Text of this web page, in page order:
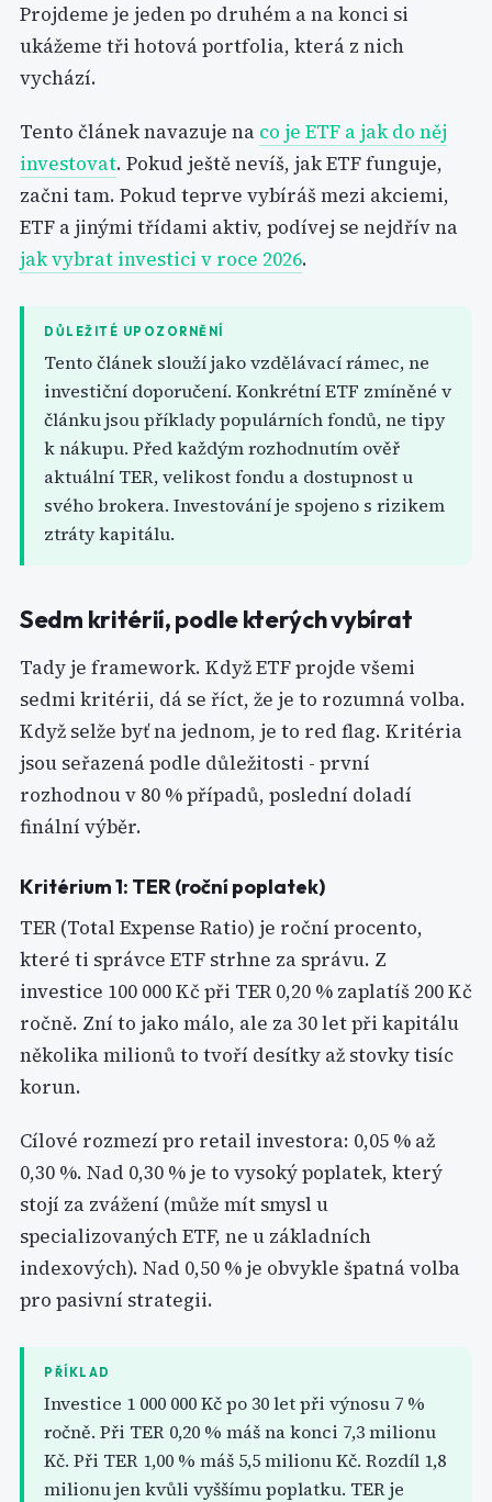
Projdeme je jeden po druhém a na konci si
ukážeme tři hotová portfolia, která z nich
vychází.
Tento článek navazuje na co je ETF a jak do něj
investovat. Pokud ještě nevíš, jak ETF funguje,
začni tam. Pokud teprve vybíráš mezi akciemi,
ETF a jinými třídami aktiv, podívej se nejdřív na
jak vybrat investici v roce 2026.
DŮLEŽITÉ UPOZORNĚNÍ
Tento článek slouží jako vzdělávací rámec, ne
investiční doporučení. Konkrétní ETF zmíněné v
článku jsou příklady populárních fondů, ne tipy
k nákupu. Před každým rozhodnutím ověř
aktuální TER, velikost fondu a dostupnost u
svého brokera. Investování je spojeno s rizikem
ztráty kapitálu.
Sedm kritérií, podle kterých vybírat
Tady je framework. Když ETF projde všemi
sedmi kritérii, dá se říct, že je to rozumná volba.
Když selže byť na jednom, je to red flag. Kritéria
jsou seřazená podle důležitosti - první
rozhodnou v 80 % případů, poslední doladí
finální výběr.
Kritérium 1: TER (roční poplatek)
TER (Total Expense Ratio) je roční procento,
které ti správce ETF strhne za správu. Z
investice 100 000 Kč při TER 0,20 % zaplatíš 200 Kč
ročně. Zní to jako málo, ale za 30 let při kapitálu
několika milionů to tvoří desítky až stovky tisíc
korun.
Cílové rozmezí pro retail investora: 0,05 % až
0,30 %. Nad 0,30 % je to vysoký poplatek, který
stojí za zvážení (může mít smysl u
specializovaných ETF, ne u základních
indexových). Nad 0,50 % je obvykle špatná volba
pro pasivní strategii.
PŘÍKLAD
Investice 1 000 000 Kč po 30 let při výnosu 7 %
ročně. Při TER 0,20 % máš na konci 7,3 milionu
Kč. Při TER 1,00 % máš 5,5 milionu Kč. Rozdíl 1,8
milionu jen kvůli vyššímu poplatku. TER je